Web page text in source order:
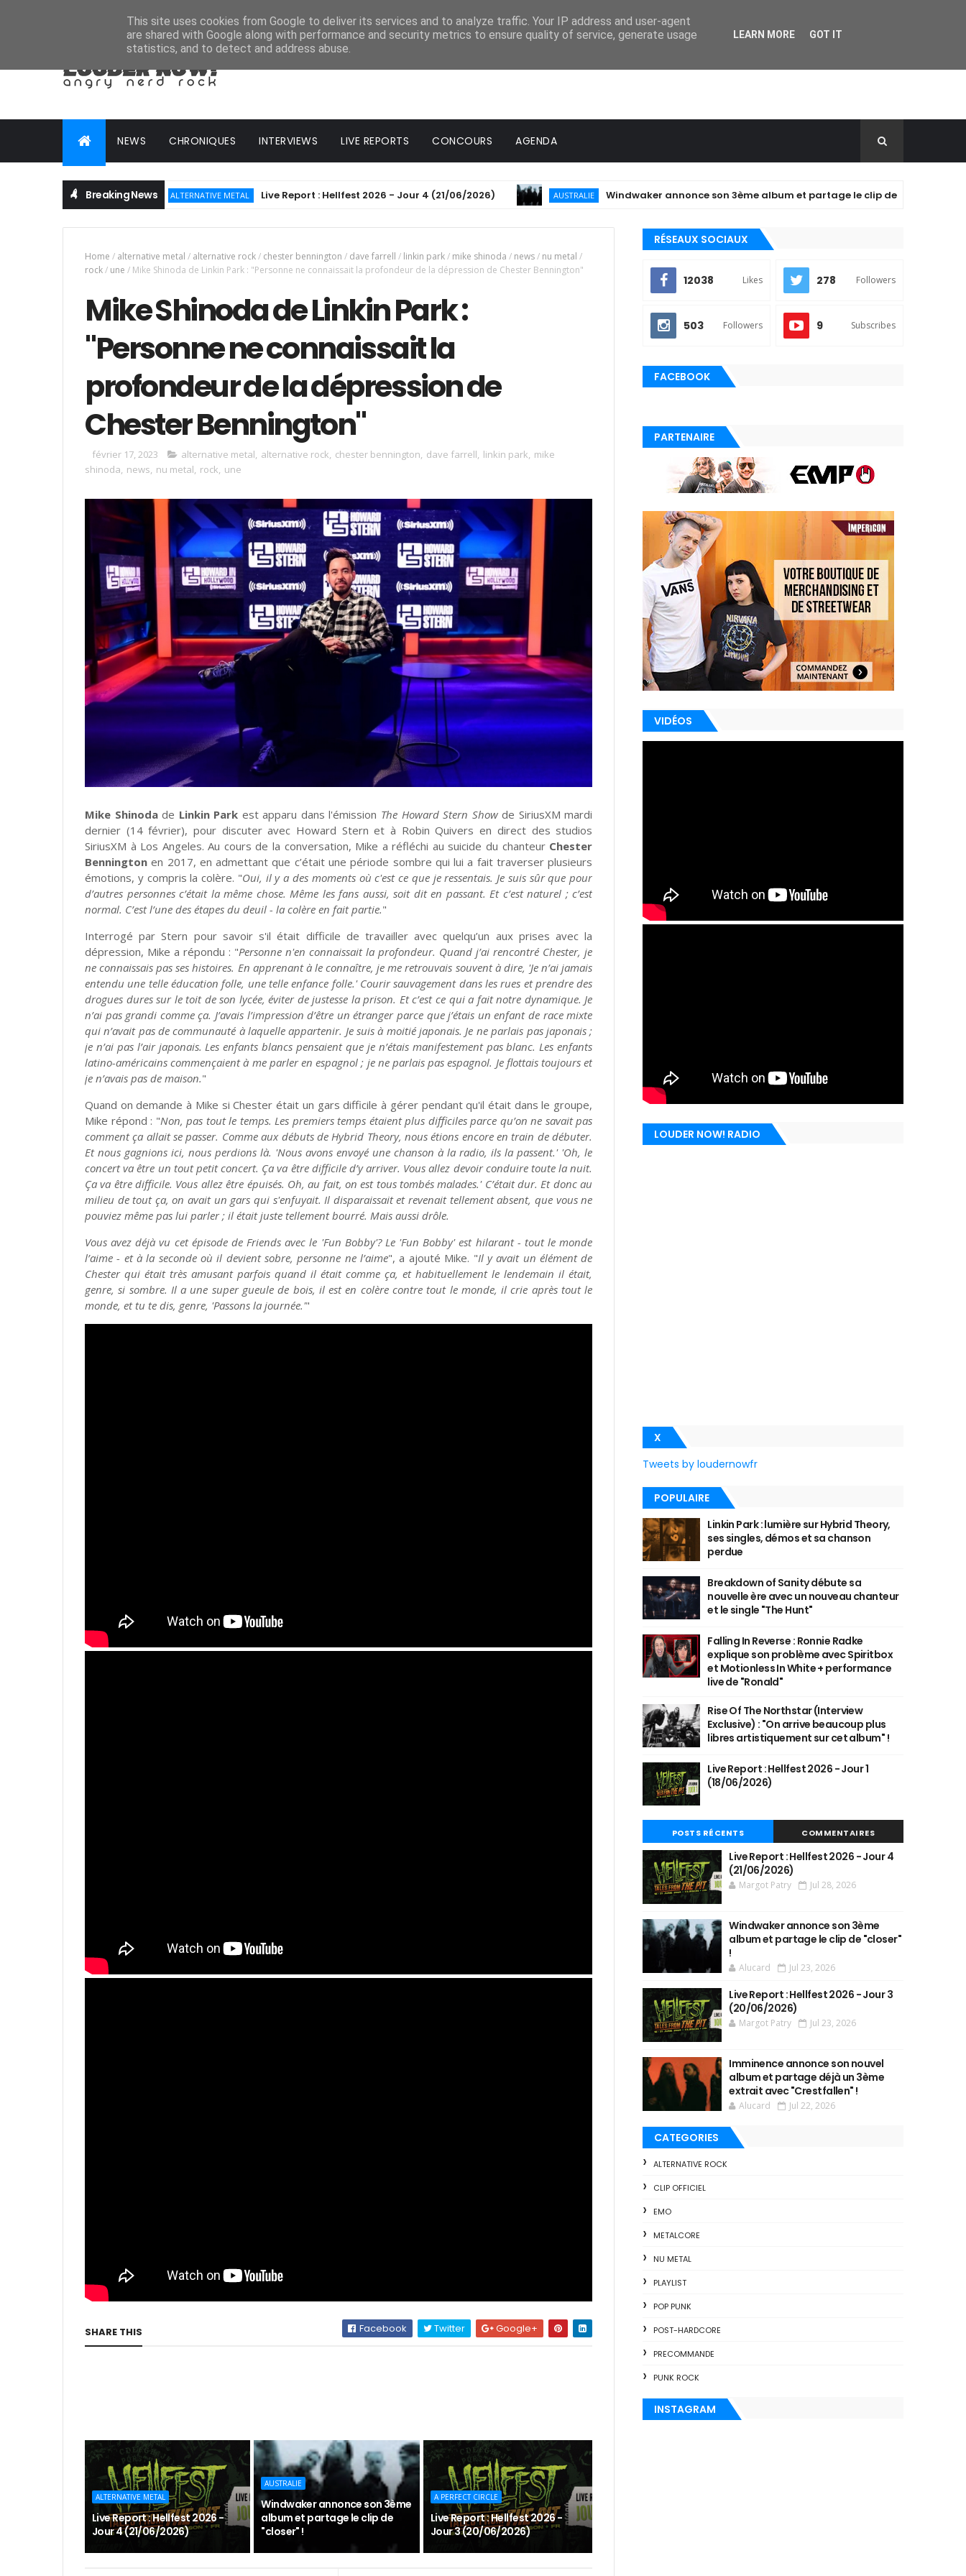
NEWS CHRONIQUES INTERVIEWS LIVE REPORTS CONCOURS AGENDA
Breaking NewsALTERNATIVE METAL Live Report : Hellfest 2026 - Jour 4 (21/06/2026) AUSTRALIE Windwaker annonce son 3ème album et partage le clip de "closer" !
Home / alternative metal / alternative rock/ chester bennington / dave farrell / linkin park/ mike shinoda / news/ nu metal /
rock/ une / Mike Shinoda de Linkin Park : "Personne ne connaissait la profondeur de la dépression de Chester Bennington"
Mike Shinoda de Linkin Park :
"Personne ne connaissait la
profondeur de la dépression de
Chester Bennington"
février 17, 2023 alternative metal, alternative rock, chester bennington, dave farrell, linkin park, mike
shinoda, news, nu metal, rock, une
Mike Shinodade Linkin Park est apparu dans l'émission The Howard Stern Showde SiriusXM mardi
dernier (14 février), pour discuter avec Howard Stern et à Robin Quivers en direct des studios
SiriusXM à Los Angeles. Au cours de la conversation, Mike a réfléchi au suicide du chanteur Chester
Bennington en 2017, en admettant que c’était une période sombre qui lui a fait traverser plusieurs
émotions, y compris la colère. "Oui, il y a des moments où c'est ce que je ressentais. Je suis sûr que pour
d’autres personnes c’était la même chose. Même les fans aussi, soit dit en passant. Et c’est naturel ; c’est
normal. C’est l’une des étapes du deuil - la colère en fait partie."
Interrogé par Stern pour savoir s'il était difficile de travailler avec quelqu’un aux prises avec la
dépression, Mike a répondu : "Personne n'en connaissait la profondeur. Quand j’ai rencontré Chester, je
ne connaissais pas ses histoires. En apprenant à le connaître, je me retrouvais souvent à dire, 'Je n’ai jamais
entendu une telle éducation folle, une telle enfance folle.' Courir sauvagement dans les rues et prendre des
drogues dures sur le toit de son lycée, éviter de justesse la prison. Et c’est ce qui a fait notre dynamique. Je
n’ai pas grandi comme ça. J’avais l’impression d’être un étranger parce que j’étais un enfant de race mixte
qui n’avait pas de communauté à laquelle appartenir. Je suis à moitié japonais. Je ne parlais pas japonais ;
je n’ai pas l’air japonais. Les enfants blancs pensaient que je n’étais manifestement pas blanc. Les enfants
latino-américains commençaient à me parler en espagnol ; je ne parlais pas espagnol. Je flottais toujours et
je n’avais pas de maison."
Quand on demande à Mike si Chester était un gars difficile à gérer pendant qu'il était dans le groupe,
Mike répond : "Non, pas tout le temps. Les premiers temps étaient plus difficiles parce qu’on ne savait pas
comment ça allait se passer. Comme aux débuts de Hybrid Theory, nous étions encore en train de débuter.
Et nous gagnions ici, nous perdions là. 'Nous avons envoyé une chanson à la radio, ils la passent.' 'Oh, le
concert va être un tout petit concert. Ça va être difficile d’y arriver. Vous allez devoir conduire toute la nuit.
Ça va être difficile. Vous allez être épuisés. Oh, au fait, on est tous tombés malades.' C’était dur. Et donc au
milieu de tout ça, on avait un gars qui s'enfuyait. Il disparaissait et revenait tellement absent, que vous ne
pouviez même pas lui parler ; il était juste tellement bourré. Mais aussi drôle.
Vous avez déjà vu cet épisode de Friends avec le 'Fun Bobby'? Le 'Fun Bobby' est hilarant - tout le monde
l’aime - et à la seconde où il devient sobre, personne ne l’aime", a ajouté Mike. "Il y avait un élément de
Chester qui était très amusant parfois quand il était comme ça, et habituellement le lendemain il était,
genre, si sombre. Il a une super gueule de bois, il est en colère contre tout le monde, il crie après tout le
monde, et tu te dis, genre, 'Passons la journée.'"
SHARE THIS Facebook Twitter Google+
ALTERNATIVE METAL
Live Report : Hellfest 2026 -
Jour 4 (21/06/2026)
AUSTRALIE
Windwaker annonce son 3ème
album et partage le clip de
"closer" !
A PERFECT CIRCLE
Live Report : Hellfest 2026 -
Jour 3 (20/06/2026)
RÉSEAUX SOCIAUX
12038 Likes 278 Followers
503 Followers 9 Subscribes
FACEBOOK
PARTENAIRE
VIDÉOS
LOUDER NOW! RADIO
X
Tweets by loudernowfr
POPULAIRE
Linkin Park : lumière sur Hybrid Theory,
ses singles, démos et sa chanson
perdue
Breakdown of Sanity débute sa
nouvelle ère avec un nouveau chanteur
et le single "The Hunt"
Falling In Reverse : Ronnie Radke
explique son problème avec Spiritbox
et Motionless In White + performance
live de "Ronald"
Rise Of The Northstar (Interview
Exclusive) : "On arrive beaucoup plus
libres artistiquement sur cet album" !
Live Report : Hellfest 2026 - Jour 1
(18/06/2026)
POSTS RÉCENTS COMMENTAIRES
Live Report : Hellfest 2026 - Jour 4
(21/06/2026)
Margot Patry Jul 28, 2026
Windwaker annonce son 3ème
album et partage le clip de "closer"
!
Alucard Jul 23, 2026
Live Report : Hellfest 2026 - Jour 3
(20/06/2026)
Margot Patry Jul 23, 2026
Imminence annonce son nouvel
album et partage déjà un 3ème
extrait avec "Crestfallen" !
Alucard Jul 22, 2026
CATEGORIES
ALTERNATIVE ROCK
CLIP OFFICIEL
EMO
METALCORE
NU METAL
PLAYLIST
POP PUNK
POST-HARDCORE
PRECOMMANDE
PUNK ROCK
INSTAGRAM
This site uses cookies from Google to deliver its services and to analyze traffic. Your IP address and user-agent
are shared with Google along with performance and security metrics to ensure quality of service, generate usage
statistics, and to detect and address abuse.
LEARN MORE GOT IT